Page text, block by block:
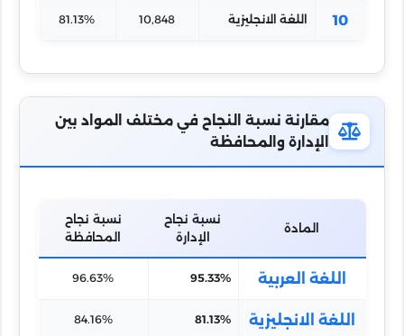
10 اللغة الانجليزية 10,848
81.13%
مقارنة نسبة النجاح في مختلف المواد بين
الإدارة والمحافظة
المادة
نسبة نجاح
الإدارة
نسبة نجاح
المحافظة
اللغة العربية 95.33%
96.63%
اللغة الانجليزية 81.13%
84.16%